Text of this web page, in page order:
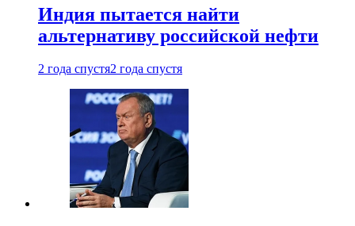
Индия пытается найти
альтернативу российской нефти
2 года спустя2 года спустя